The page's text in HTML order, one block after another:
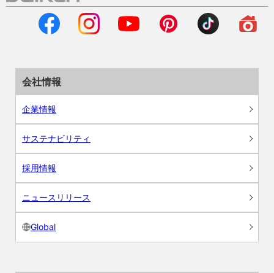
会社情報
企業情報
サステナビリティ
採用情報
ニュースリリース
Global